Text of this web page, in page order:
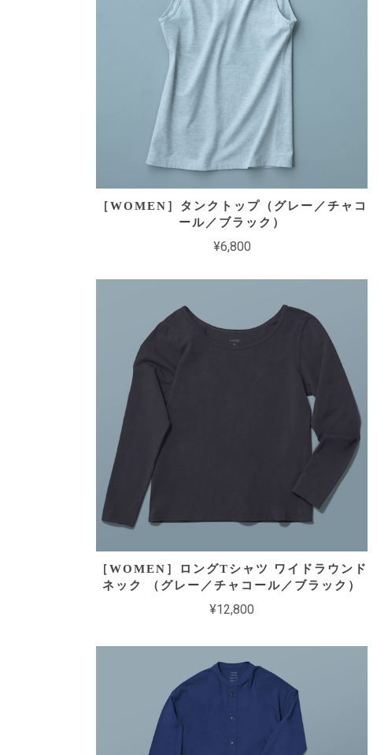
［WOMEN］タンクトップ（グレー／チャコ
ール／ブラック）
¥6,800
［WOMEN］ロングTシャツ ワイドラウンド
ネック （グレー／チャコール／ブラック）
¥12,800